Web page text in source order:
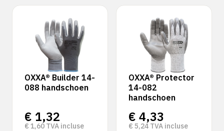
OXXA® Builder 14-
088 handschoen
€ 1,32
€ 1,60 TVA incluse
OXXA® Protector
14-082
handschoen
€ 4,33
€ 5,24 TVA incluse